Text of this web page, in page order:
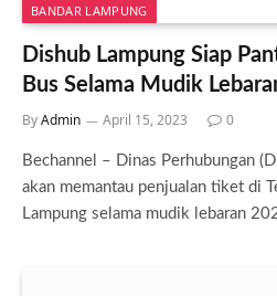
BANDAR LAMPUNG
Dishub Lampung Siap
Bus Selama Mudik
ByAdmin April 15, 2023 0
Bechannel – Dinas Perhubungan
akan memantau penjualan tiket di
Lampung selama mudik lebaran